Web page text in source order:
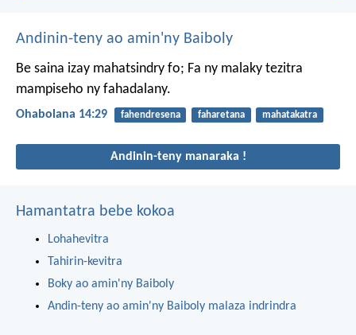
Andinin-teny ao amin'ny Baiboly
Be saina izay mahatsindry fo; Fa ny malaky tezitra
mampiseho ny fahadalany.
Ohabolana 14:29 fahendresena faharetana mahatakatra
Andinin-teny manaraka !
Hamantatra bebe kokoa
Lohahevitra
Tahirin-kevitra
Boky ao amin'ny Baiboly
Andin-teny ao amin'ny Baiboly malaza indrindra